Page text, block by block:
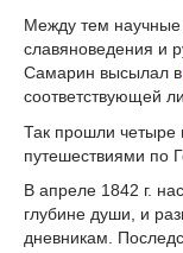
Между тем научные
славяноведения и
Самарин высылал в
соответствующей
Так прошли четыре
путешествиями по
В апреле 1842 г.
глубине души, и
дневникам.